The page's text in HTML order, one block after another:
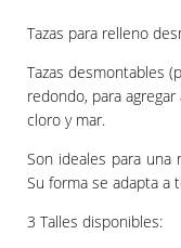
Tazas para relleno
Tazas desmontables
redondo, para
cloro y mar.
Son ideales para una
Su forma se adapta a
3 Talles disponibles: